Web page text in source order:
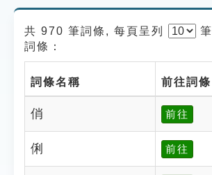
貓頭鷹博士
共 970 筆詞條, 每頁呈列 筆
詞條：
詞條名稱 前往詞條
俏 前往
俐 前往